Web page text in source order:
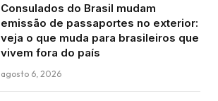
Consulados do Brasil mudam
emissão de passaportes no exterior:
veja o que muda para brasileiros que
vivem fora do país
agosto 6, 2026